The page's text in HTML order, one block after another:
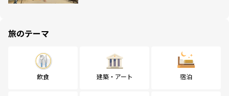
旅のテーマ
飲食 建築・アート 宿泊